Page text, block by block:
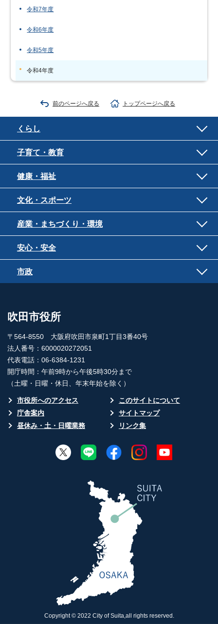
令和7年度
令和6年度
令和5年度
令和4年度
前のページへ戻る トップページへ戻る
くらし
子育て・教育
健康・福祉
文化・スポーツ
産業・まちづくり・環境
安心・安全
市政
吹田市役所
〒564-8550 大阪府吹田市泉町1丁目3番40号
法人番号：6000020272051
代表電話：06-6384-1231
開庁時間：午前9時から午後5時30分まで
（土曜・日曜・休日、年末年始を除く）
市役所へのアクセス
このサイトについて
庁舎案内
サイトマップ
昼休み・土・日曜業務
リンク集
Copyright © 2022 City of Suita,all rights reserved.